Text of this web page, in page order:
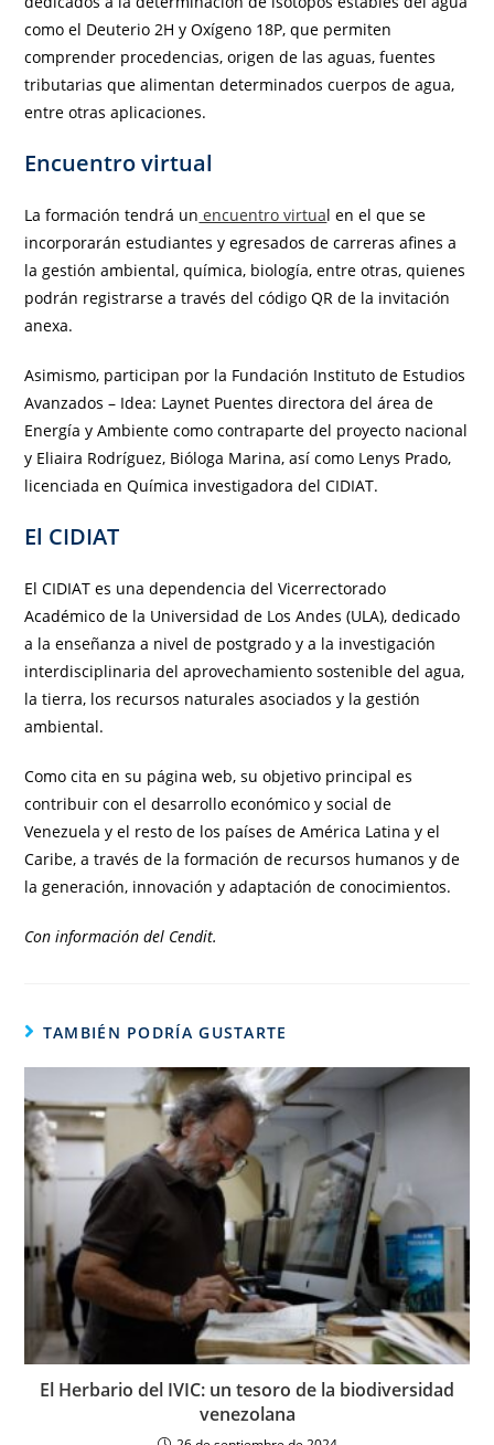
como el Deuterio 2H y Oxígeno 18P, que permiten
comprender procedencias, origen de las aguas, fuentes
tributarias que alimentan determinados cuerpos de agua,
entre otras aplicaciones.
Encuentro virtual
La formación tendrá un encuentro virtual en el que se
incorporarán estudiantes y egresados de carreras afines a
la gestión ambiental, química, biología, entre otras, quienes
podrán registrarse a través del código QR de la invitación
anexa.
Asimismo, participan por la Fundación Instituto de Estudios
Avanzados – Idea: Laynet Puentes directora del área de
Energía y Ambiente como contraparte del proyecto nacional
y Eliaira Rodríguez, Bióloga Marina, así como Lenys Prado,
licenciada en Química investigadora del CIDIAT.
El CIDIAT
El CIDIAT es una dependencia del Vicerrectorado
Académico de la Universidad de Los Andes (ULA), dedicado
a la enseñanza a nivel de postgrado y a la investigación
interdisciplinaria del aprovechamiento sostenible del agua,
la tierra, los recursos naturales asociados y la gestión
ambiental.
Como cita en su página web, su objetivo principal es
contribuir con el desarrollo económico y social de
Venezuela y el resto de los países de América Latina y el
Caribe, a través de la formación de recursos humanos y de
la generación, innovación y adaptación de conocimientos.
Con información del Cendit.
TAMBIÉN PODRÍA GUSTARTE
El Herbario del IVIC: un tesoro de la biodiversidad
venezolana